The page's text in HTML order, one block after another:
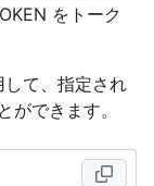
をトーク
て、指定され
できます。